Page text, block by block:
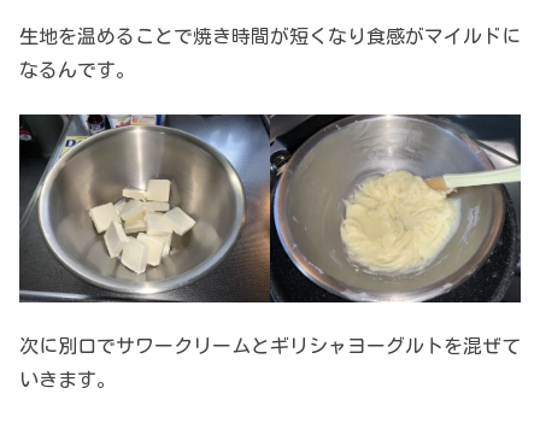
生地を温めることで焼き時間が短くなり食感がマイルドに
なるんです。
次に別口でサワークリームとギリシャヨーグルトを混ぜて
いきます。